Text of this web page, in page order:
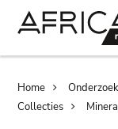
Home Onderzoek
Collecties